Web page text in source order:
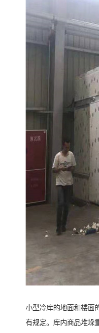
小型冷库的地面和楼面
有规定。库内商品堆垛